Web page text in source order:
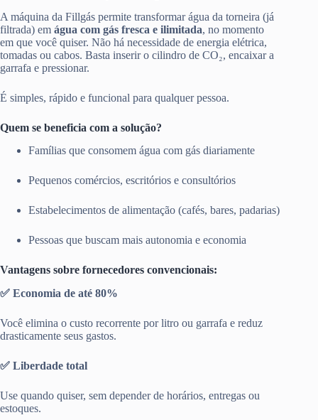
A máquina da Fillgás permite transformar água da torneira (já
filtrada) em água com gás fresca e ilimitada, no momento
em que você quiser. Não há necessidade de energia elétrica,
tomadas ou cabos. Basta inserir o cilindro de CO₂, encaixar a
garrafa e pressionar.
É simples, rápido e funcional para qualquer pessoa.
Quem se beneficia com a solução?
Famílias que consomem água com gás diariamente
Pequenos comércios, escritórios e consultórios
Estabelecimentos de alimentação (cafés, bares, padarias)
Pessoas que buscam mais autonomia e economia
Vantagens sobre fornecedores convencionais:
✅ Economia de até 80%
Você elimina o custo recorrente por litro ou garrafa e reduz
drasticamente seus gastos.
✅ Liberdade total
Use quando quiser, sem depender de horários, entregas ou
estoques.